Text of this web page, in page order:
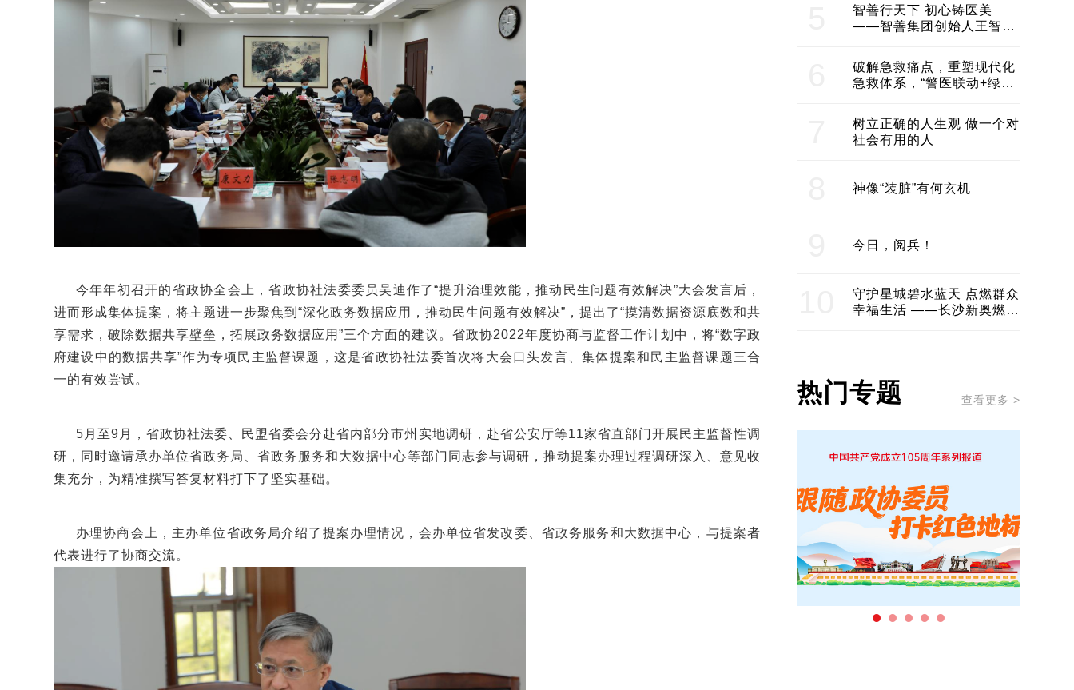
今年年初召开的省政协全会上，省政协社法委委员吴迪作了“提升治理效能，推动民生问题有效解决”大会发言后，
进而形成集体提案，将主题进一步聚焦到“深化政务数据应用，推动民生问题有效解决”，提出了“摸清数据资源底数和共
享需求，破除数据共享壁垒，拓展政务数据应用”三个方面的建议。省政协2022年度协商与监督工作计划中，将“数字政
府建设中的数据共享”作为专项民主监督课题，这是省政协社法委首次将大会口头发言、集体提案和民主监督课题三合
一的有效尝试。
5月至9月，省政协社法委、民盟省委会分赴省内部分市州实地调研，赴省公安厅等11家省直部门开展民主监督性调
研，同时邀请承办单位省政务局、省政务服务和大数据中心等部门同志参与调研，推动提案办理过程调研深入、意见收
集充分，为精准撰写答复材料打下了坚实基础。
办理协商会上，主办单位省政务局介绍了提案办理情况，会办单位省发改委、省政务服务和大数据中心，与提案者
代表进行了协商交流。
智善行天下 初心铸医美
——智善集团创始人王智带
建医美产业良性生态圈
破解急救痛点，重塑现代化
急救体系，“警医联动+绿波
树立正确的人生观 做一个对
社会有用的人
神像“装脏”有何玄机
今日，阅兵！
守护星城碧水蓝天 点燃群众
幸福生活 ——长沙新奥燃气
热门专题 查看更多 >